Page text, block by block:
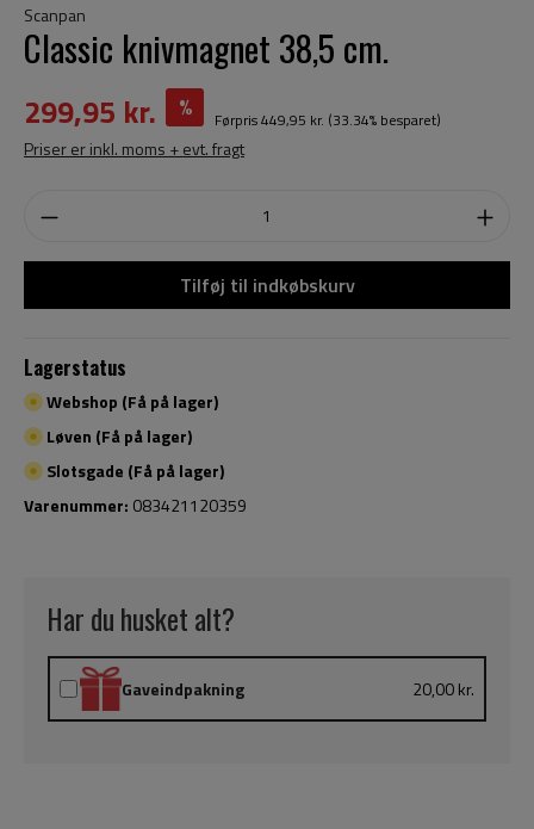
Scanpan
Classic knivmagnet 38,5 cm.
299,95 kr. % Førpris449,95 kr. (33.34% besparet)
Priser er inkl. moms + evt. fragt
Tilføj til indkøbskurv
Lagerstatus
Webshop (Få på lager)
Løven (Få på lager)
Slotsgade (Få på lager)
Varenummer: 083421120359
Har du husket alt?
Gaveindpakning 20,00 kr.